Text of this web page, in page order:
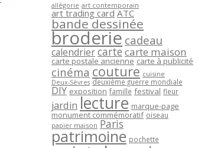
allégorie art contemporain
art trading card ATC
bande dessinée
broderie cadeau
calendriercartecarte maison
carte postale ancienne carte à publicité
cinéma couture cuisine
Deux-Sèvres deuxième guerre mondiale
DIY exposition famille festival fleur
jardin lecture marque-page
monument commémoratif oiseau
papier maison Paris
patrimoine pochette